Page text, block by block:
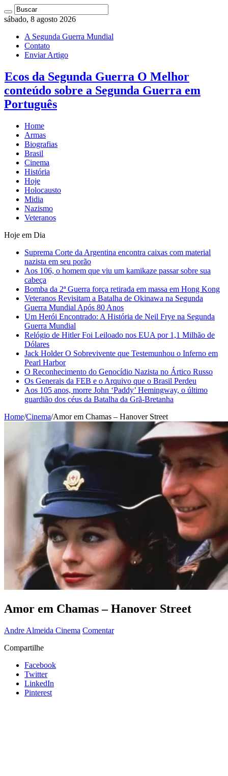
sábado, 8 agosto 2026
A Segunda Guerra Mundial
Contato
Enviar Artigo
Ecos da Segunda Guerra O Melhor
conteúdo sobre a Segunda Guerra em
Português
Home
Armas
Biografias
Brasil
Cinema
História
Hoje
Holocausto
Midia
Nazismo
Veteranos
Hoje em Dia
Suprema Corte da Argentina encontra caixas com material
nazista em seu porão
Aos 106, o homem que viu um kamikaze passar sobre sua
cabeça
Bomba da 2ª Guerra força retirada em massa em Hong Kong
Veteranos Revisitam a Batalha de Okinawa na Segunda
Guerra Mundial Após 80 Anos
Um Herói Encontrado: A História de Neil Frye na Segunda
Guerra Mundial
Relógio de Hitler Foi Leiloado nos EUA por 1,1 Milhão de
Dólares
Jack Holder O Sobrevivente que Testemunhou o Inferno em
Pearl Harbor
O Reconhecimento do Genocídio Nazista no Ártico Russo
Os Generais da FEB e o Arquivo que o Brasil Perdeu
Aos 105 anos, morre John ‘Paddy’ Hemingway, o último
guardião dos céus da Batalha da Grã-Bretanha
Home/Cinema/Amor em Chamas – Hanover Street
Amor em Chamas – Hanover Street
Andre Almeida Cinema Comentar
Compartilhe
Facebook
Twitter
LinkedIn
Pinterest